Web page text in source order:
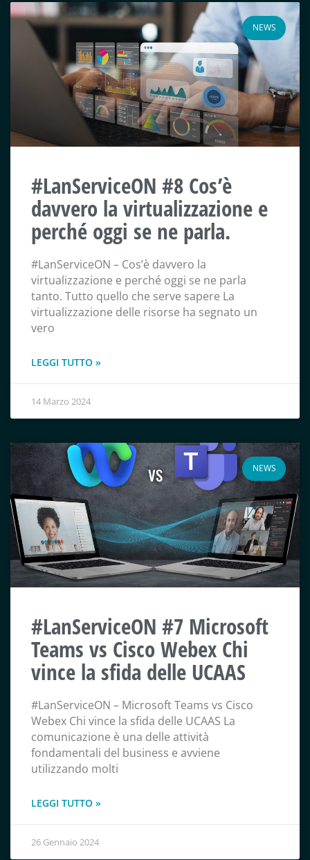
NEWS
#LanServiceON #8 Cos’è
davvero la virtualizzazione e
perché oggi se ne parla.
#LanServiceON – Cos’è davvero la
virtualizzazione e perché oggi se ne parla
tanto. Tutto quello che serve sapere La
virtualizzazione delle risorse ha segnato un
vero
LEGGI TUTTO »
14 Marzo 2024
NEWS
#LanServiceON #7 Microsoft
Teams vs Cisco Webex Chi
vince la sfida delle UCAAS
#LanServiceON – Microsoft Teams vs Cisco
Webex Chi vince la sfida delle UCAAS La
comunicazione è una delle attività
fondamentali del business e avviene
utilizzando molti
LEGGI TUTTO »
26 Gennaio 2024